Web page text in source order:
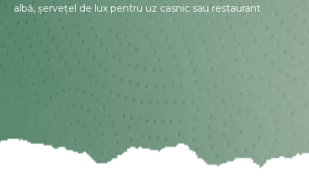
albă, șervețel de lux pentru uz casnic sau restaurant